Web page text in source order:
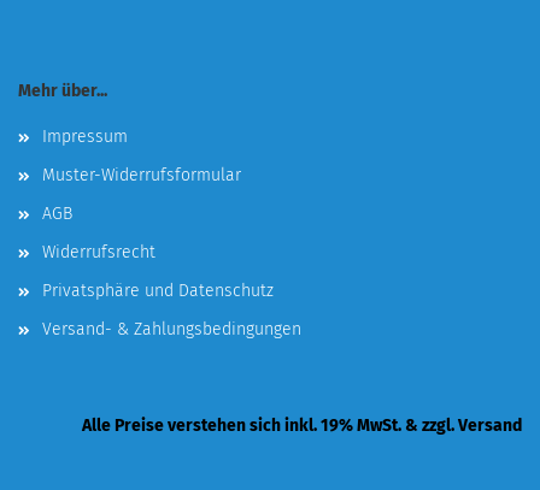
Mehr über...
Impressum
Muster-Widerrufsformular
AGB
Widerrufsrecht
Privatsphäre und Datenschutz
Versand- & Zahlungsbedingungen
Alle Preise verstehen sich inkl. 19% MwSt. & zzgl. Versand